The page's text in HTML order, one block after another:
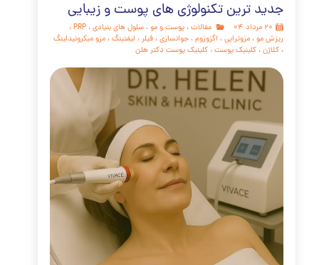
اما از تیغ جراحی و دوران نقاهت طولانی هراس دارید؟ آیا
با روشی ایمن، مؤثر و مدرن، سال‌ها جوان‌تر به نظر برسید؟
شما مثبت است، این مقاله مرجع برای شما نوشته شده است.
در دنیای پیشرفته امروز، هایفوتراپی (HIFU) به عنوان یکی از
و کارآمدترین روش‌های لیفت صورت و جوانسازی پوست،
به جراحی شناخته می‌شود. در این راهنمای جامع از کلینیک
مو دکتر هلن، قصد داریم به طور کامل و عمیق به این سوال
که هایفو چیست و چگونه می‌تواند ساعت را برای پوست
عقب برگرداند.
ابرو